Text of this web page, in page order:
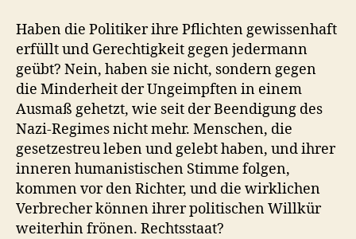
Haben die Politiker ihre Pflichten gewissenhaft
erfüllt und Gerechtigkeit gegen jedermann
geübt? Nein, haben sie nicht, sondern gegen
die Minderheit der Ungeimpften in einem
Ausmaß gehetzt, wie seit der Beendigung des
Nazi-Regimes nicht mehr. Menschen, die
gesetzestreu leben und gelebt haben, und ihrer
inneren humanistischen Stimme folgen,
kommen vor den Richter, und die wirklichen
Verbrecher können ihrer politischen Willkür
weiterhin frönen. Rechtsstaat?